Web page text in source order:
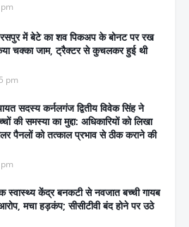
में बेटे का शव पिकअप के बोनट पर रख
चक्का जाम, ट्रैक्टर से कुचलकर हुई थी
pm
सदस्य कर्नलगंज द्वितीय विवेक सिंह ने
की समस्या का मुद्दा: अधिकारियों को लिखा
पैनलों को तत्काल प्रभाव से ठीक कराने की
स्वास्थ्य केंद्र बनकटी से नवजात बच्ची गायब
मचा हड़कंप; सीसीटीवी बंद होने पर उठे